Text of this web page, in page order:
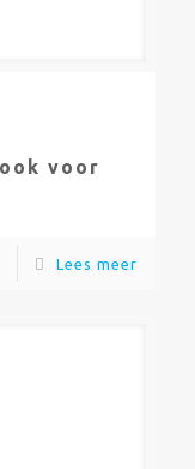
voor
Lees meer